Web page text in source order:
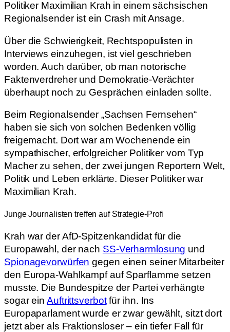
Politiker Maximilian Krah in einem sächsischen
Regionalsender ist ein Crash mit Ansage.
Über die Schwierigkeit, Rechtspopulisten in
Interviews einzuhegen, ist viel geschrieben
worden. Auch darüber, ob man notorische
Faktenverdreher und Demokratie-Verächter
überhaupt noch zu Gesprächen einladen sollte.
Beim Regionalsender „Sachsen Fernsehen“
haben sie sich von solchen Bedenken völlig
freigemacht. Dort war am Wochenende ein
sympathischer, erfolgreicher Politiker vom Typ
Macher zu sehen, der zwei jungen Reportern Welt,
Politik und Leben erklärte. Dieser Politiker war
Maximilian Krah.
Junge Journalisten treffen auf Strategie-Profi
Krah war der AfD-Spitzenkandidat für die
Europawahl, der nach SS-Verharmlosung und
Spionagevorwürfen gegen einen seiner Mitarbeiter
den Europa-Wahlkampf auf Sparflamme setzen
musste. Die Bundespitze der Partei verhängte
sogar einAuftrittsverbotfür ihn. Ins
Europaparlament wurde er zwar gewählt, sitzt dort
jetzt aber als Fraktionsloser – ein tiefer Fall für